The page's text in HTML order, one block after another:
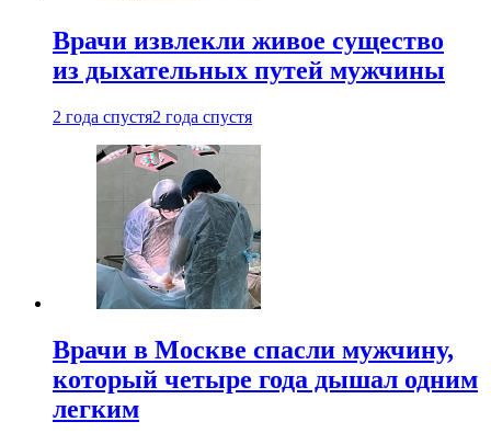
Врачи извлекли живое существо
из дыхательных путей мужчины
2 года спустя2 года спустя
Врачи в Москве спасли мужчину,
который четыре года дышал одним
легким